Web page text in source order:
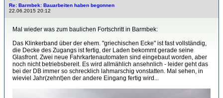
Re: Barmbek: Bauarbeiten haben begonnen
22.06.2015 20:12
Mal wieder was zum baulichen Fortschritt in Barmbek:
Das Klinkerband über der ehem. "griechischen Ecke" ist fast vollständig,
die Decke des Zugangs ist fertig, der Laden bekommt gerade seine
Glasfront. Zwei neue Fahrkartenautomaten sind eingebaut worden, aber
noch nicht betriebsbereit. Es wird allmählich ansehnlich - leider geht das
bei der DB immer so schrecklich lahmarschig vonstatten. Mal sehen, in
wieviel Jahr(zehnt)en der andere Eingang fertig wird...